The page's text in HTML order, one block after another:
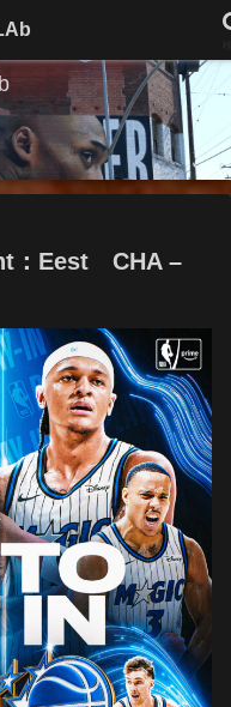
：Eest CHA –